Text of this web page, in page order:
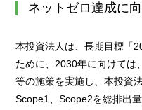
ネットゼロ達成に
本投資法人は、長期目標「
ために、2030年に向けては
等の施策を実施し、本投資
Scope1、Scope2を総排出